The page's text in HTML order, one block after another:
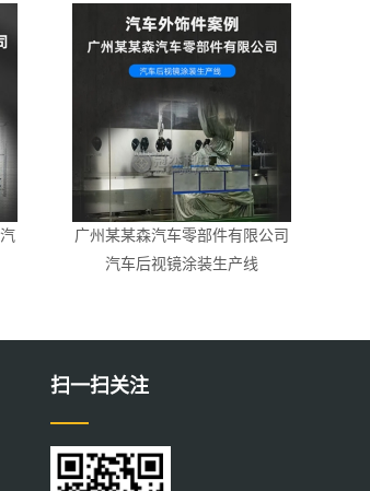
广州某某森汽车零部件有限公司
汽车后视镜涂装生产线
扫一扫关注